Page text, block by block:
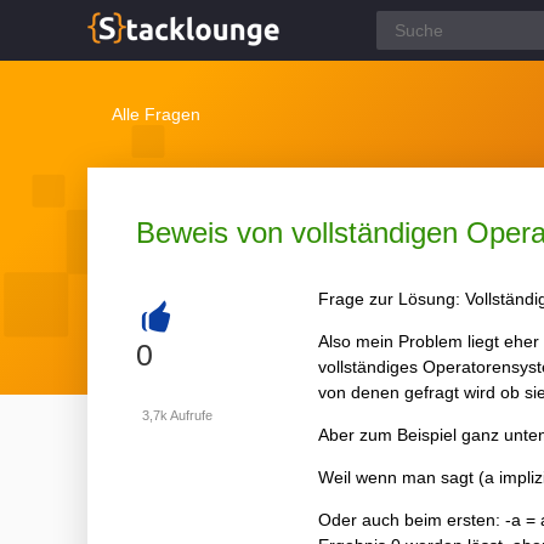
Alle Fragen
Beweis von vollständigen
+
0
3,7k Aufrufe
Frage zur Lösung:
Also mein Problem liegt
vollständiges
von denen gefragt wird ob
Aber zum Beispiel ganz
Weil wenn man sagt (a
Oder auch beim ersten: -a =